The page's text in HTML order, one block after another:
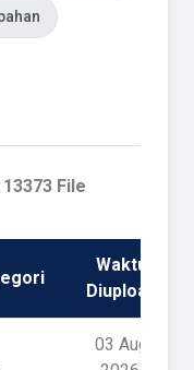
File
Waktu
Diupload
03 Aug